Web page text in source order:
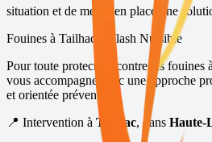
situation et de mettre en place une
Fouines à Tailhac
– Flash Nuisible
Pour toute protection contre les fouines à
vous accompagne avec une approche
et orientée prévention.
📍 Intervention à Tailhac, dans Haute-